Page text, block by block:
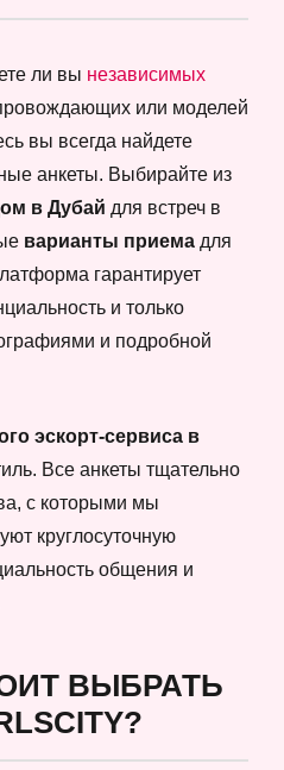
ли вы независимых
или моделей
вы всегда найдете
анкеты. Выбирайте из
в Дубай для встреч в
варианты приема для
гарантирует
и только
и подробной
эскорт-сервиса в
Все анкеты тщательно
с которыми мы
круглосуточную
общения и
ВЫБРАТЬ